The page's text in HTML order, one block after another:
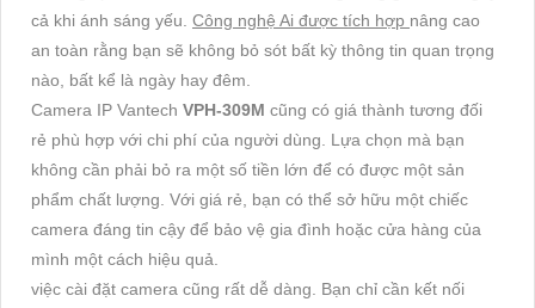
cả khi ánh sáng yếu. Công nghệ Ai được tích hợp nâng cao
an toàn rằng bạn sẽ không bỏ sót bất kỳ thông tin quan trọng
nào, bất kể là ngày hay đêm.
Camera IP Vantech VPH-309M cũng có giá thành tương đối
rẻ phù hợp với chi phí của người dùng. Lựa chọn mà bạn
không cần phải bỏ ra một số tiền lớn để có được một sản
phẩm chất lượng. Với giá rẻ, bạn có thể sở hữu một chiếc
camera đáng tin cậy để bảo vệ gia đình hoặc cửa hàng của
mình một cách hiệu quả.
việc cài đặt camera cũng rất dễ dàng. Bạn chỉ cần kết nối